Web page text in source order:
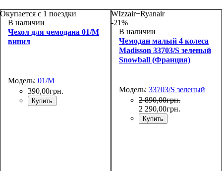
Окупается с 1 поездки
В наличии
Чехол для чемодана 01/M
винил
Модель: 01/M
390,00грн.
Купить
WIzzair+Ryanair
-21%
В наличии
Чемодан малый 4 колеса
Madisson 33703/S зеленый
Snowball (Франция)
Модель: 33703/S зеленый
2 890,00грн.
2 290,00грн.
Купить